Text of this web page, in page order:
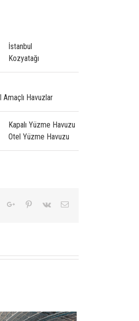
İstanbul
Kozyatağı
Havuzlar
Kapalı Yüzme Havuzu
Otel Yüzme Havuzu
TumblrGoogle+Pinterest
Vk Email